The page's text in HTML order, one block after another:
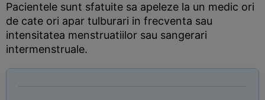
Pacientele sunt sfatuite sa apeleze la un medic ori
de cate ori apar tulburari in frecventa sau
intensitatea menstruatiilor sau sangerari
intermenstruale.